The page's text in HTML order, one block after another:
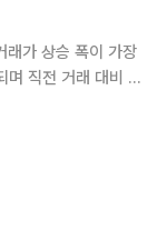
래가 상승 폭이 가장
며 직전 거래 대비 25